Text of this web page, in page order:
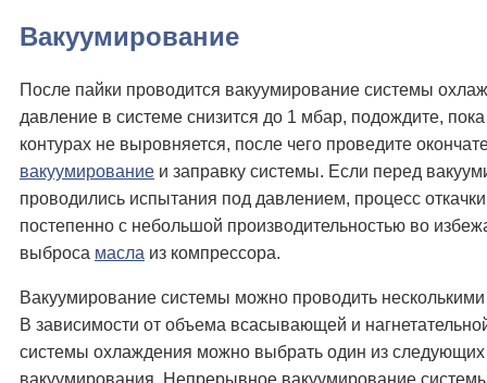
Вакуумирование
После пайки проводится вакуумирование системы
давление в системе снизится до 1 мбар, подождите,
контурах не выровняется, после чего проведите
вакуумирование и заправку системы. Если перед
проводились испытания под давлением, процесс
постепенно с небольшой производительностью во
выброса масла из компрессора.
Вакуумирование системы можно проводить
В зависимости от объема всасывающей и
системы охлаждения можно выбрать один из следующих
вакуумирования. Непрерывное вакуумирование